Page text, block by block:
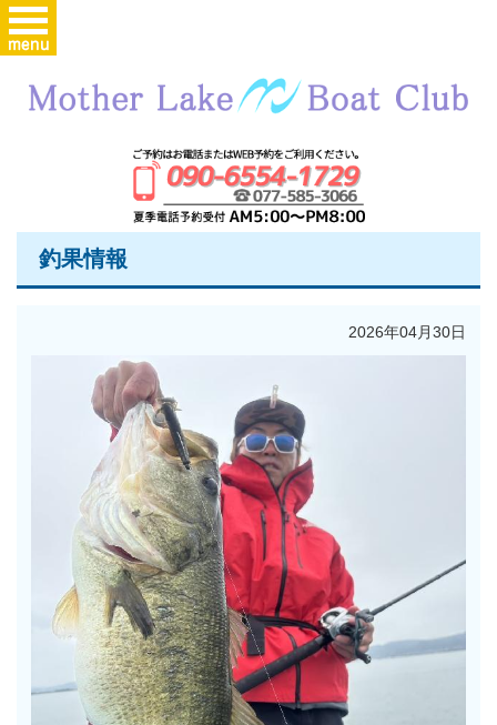
釣果情報
2026年04月30日